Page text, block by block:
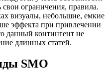
ограничения, правила.
визуалы, небольшие, емкие
эффекта при привлечении
данный контингент не
длинных статей.
SMO